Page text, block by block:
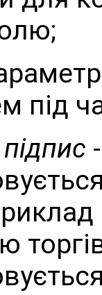
під